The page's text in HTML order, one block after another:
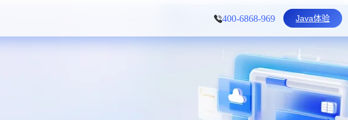
400-6868-969 Java体验